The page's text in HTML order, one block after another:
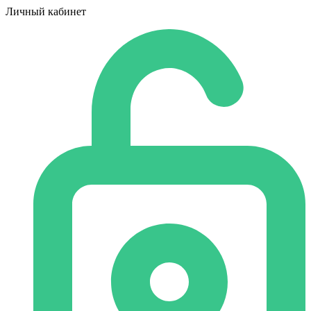
Личный кабинет